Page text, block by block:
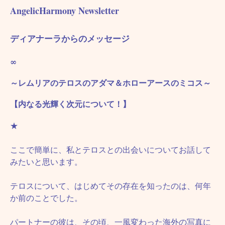
AngelicHarmony Newsletter
ディアナーラからのメッセージ
∞
～レムリアのテロスのアダマ＆ホローアースのミコス～
【内なる光輝く次元について！】
★
ここで簡単に、私とテロスとの出会いについてお話して
みたいと思います。
テロスについて、はじめてその存在を知ったのは、何年
か前のことでした。
パートナーの彼は、その頃、一風変わった海外の写真に